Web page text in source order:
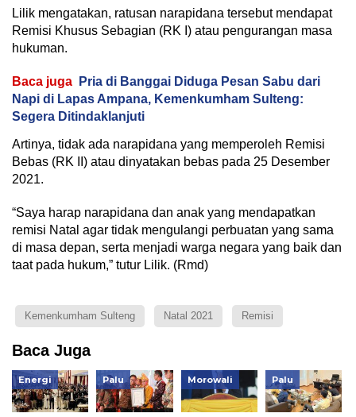
Lilik mengatakan, ratusan narapidana tersebut mendapat
Remisi Khusus Sebagian (RK I) atau pengurangan masa
hukuman.
Baca juga
Pria di Banggai Diduga Pesan Sabu dari
Napi di Lapas Ampana, Kemenkumham Sulteng:
Segera Ditindaklanjuti
Artinya, tidak ada narapidana yang memperoleh Remisi
Bebas (RK II) atau dinyatakan bebas pada 25 Desember
2021.
“Saya harap narapidana dan anak yang mendapatkan
remisi Natal agar tidak mengulangi perbuatan yang sama
di masa depan, serta menjadi warga negara yang baik dan
taat pada hukum,” tutur Lilik. (Rmd)
Kemenkumham Sulteng Natal 2021 Remisi
Baca Juga
Energi Palu Morowali Palu